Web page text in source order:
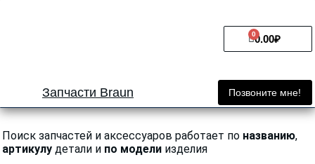
0.00₽
0
Cart
Запчасти Braun Позвоните мне!
Поиск запчастей и аксессуаров работает по названию,
артикулу детали и по модели изделия